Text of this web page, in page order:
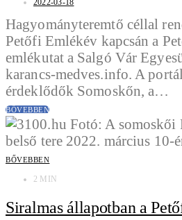
Hagyományteremtő céllal
Petőfi Emlékév kapcsán a
emlékutat a Salgó Vár
karancs-medves.info. A
érdeklődők Somoskőn, a…
BŐVEBBEN
BŐVEBBEN
2 MIN
Siralmas állapotban a